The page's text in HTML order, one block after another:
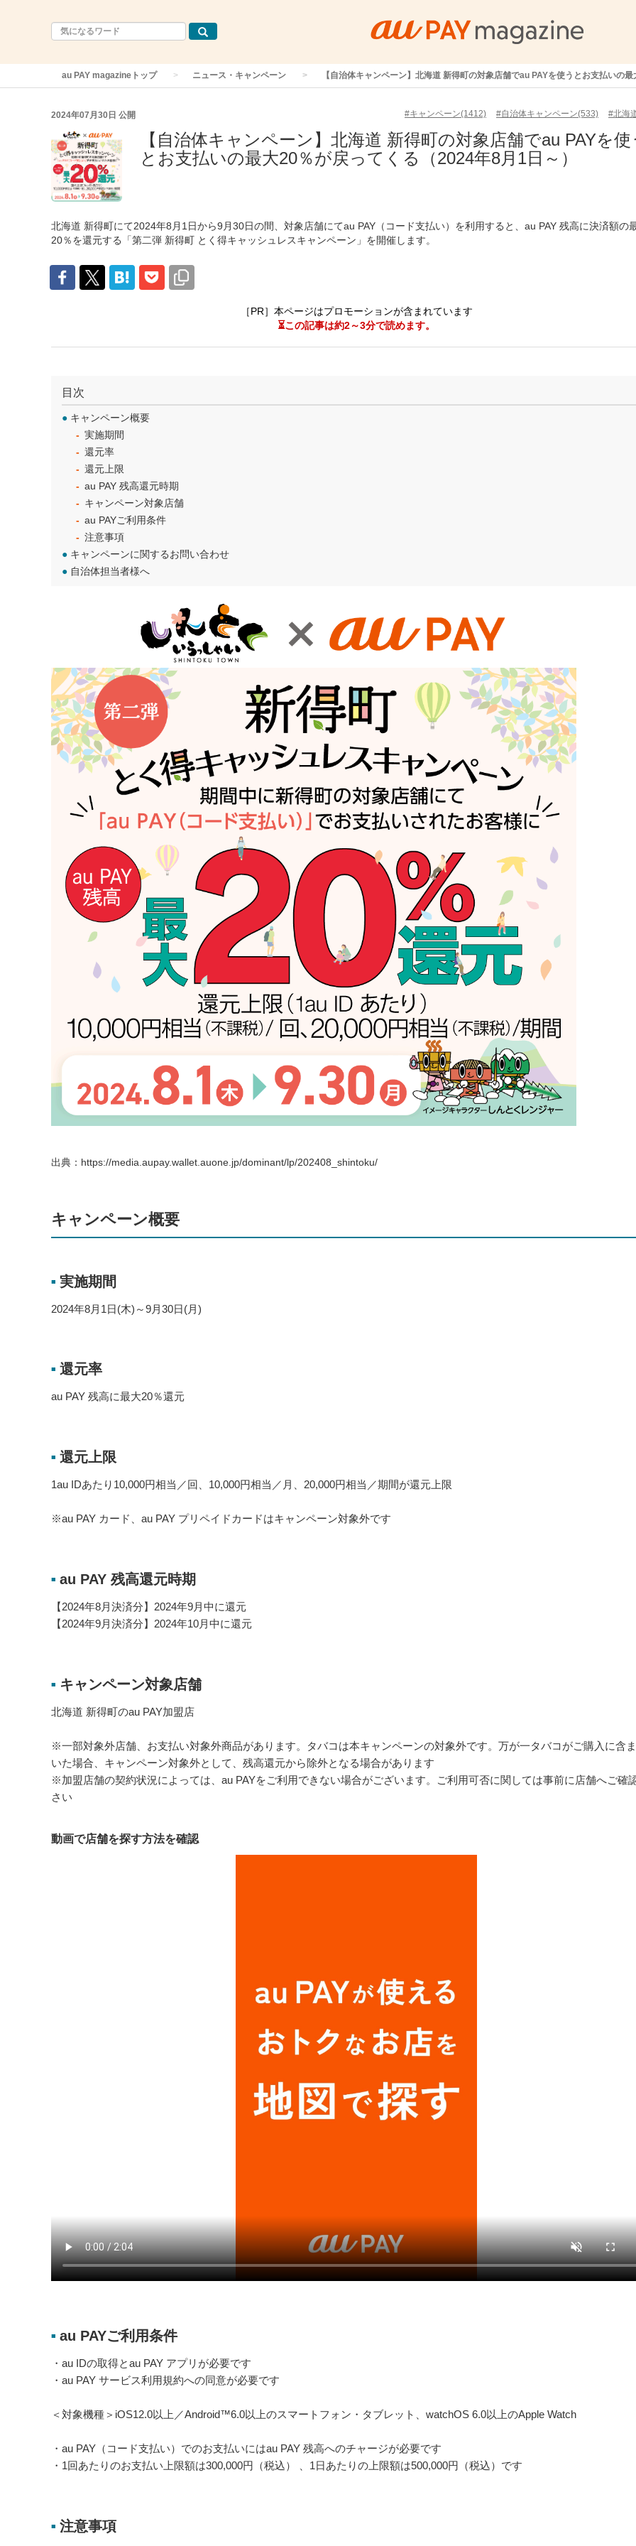
au PAY magazineトップ ニュース・キャンペーン 【自治体キャンペーン】北海道 新得町の対象店舗でau PAYを使うとお支払いの
2024年07月30日 公開 #キャンペーン(1412) #自治体キャンペーン(533) #北海
【自治体キャンペーン】北海道 新得町の対象店舗でau PAYを使
とお支払いの最大20％が戻ってくる（2024年8月1日～）
北海道 新得町にて2024年8月1日から9月30日の間、対象店舗にてau PAY（コード支払い）を利用すると、au PAY 残高に決済額の
20％を還元する「第二弾 新得町 とく得キャッシュレスキャンペーン」を開催します。
［PR］本ページはプロモーションが含まれています
⏳この記事は約2～3分で読めます。
目次
● キャンペーン概要
実施期間
還元率
還元上限
au PAY 残高還元時期
キャンペーン対象店舗
au PAYご利用条件
注意事項
● キャンペーンに関するお問い合わせ
● 自治体担当者様へ
出典：https://media.aupay.wallet.auone.jp/dominant/lp/202408_shintoku/
キャンペーン概要
■ 実施期間
2024年8月1日(木)～9月30日(月)
■ 還元率
au PAY 残高に最大20％還元
■ 還元上限
1au IDあたり10,000円相当／回、10,000円相当／月、20,000円相当／期間が還元上限
※au PAY カード、au PAY プリペイドカードはキャンペーン対象外です
■ au PAY 残高還元時期
【2024年8月決済分】2024年9月中に還元
【2024年9月決済分】2024年10月中に還元
■ キャンペーン対象店舗
北海道 新得町のau PAY加盟店
※一部対象外店舗、お支払い対象外商品があります。タバコは本キャンペーンの対象外です。万が一タバコがご購入に含
いた場合、キャンペーン対象外として、残高還元から除外となる場合があります
※加盟店舗の契約状況によっては、au PAYをご利用できない場合がございます。ご利用可否に関しては事前に店舗へご確
さい
動画で店舗を探す方法を確認
■ au PAYご利用条件
・au IDの取得とau PAY アプリが必要です
・au PAY サービス利用規約への同意が必要です
＜対象機種＞iOS12.0以上／Android™6.0以上のスマートフォン・タブレット、watchOS 6.0以上のApple Watch
・au PAY（コード支払い）でのお支払いにはau PAY 残高へのチャージが必要です
・1回あたりのお支払い上限額は300,000円（税込） 、1日あたりの上限額は500,000円（税込）です
■ 注意事項